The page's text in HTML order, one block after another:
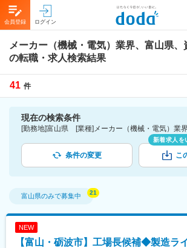
会員登録 ログイン
メーカー（機械・電気）業界、富山県
の転職・求人検索結果
41 件
現在の検索条件
条件の変更
新着求人を
こ
富山県のみで募集中
NEW
【富山・砺波市】工場長候補◆製造ラ